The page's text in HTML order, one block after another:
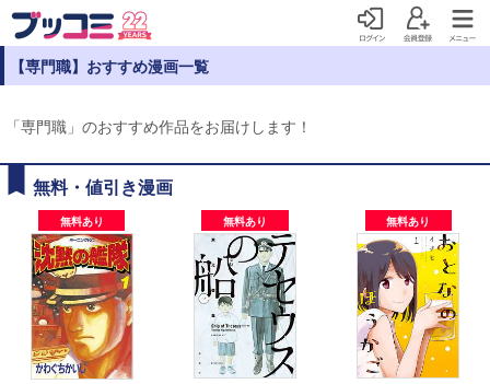
【専門職】おすすめ漫画一覧
「専門職」のおすすめ作品をお届けします！
無料・値引き漫画
無料あり 無料あり 無料あり